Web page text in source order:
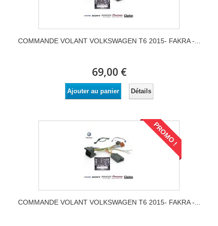
COMMANDE VOLANT VOLKSWAGEN T6 2015- FAKRA -...
69,00 €
Ajouter au panier Détails
PROMO !
COMMANDE VOLANT VOLKSWAGEN T6 2015- FAKRA -...